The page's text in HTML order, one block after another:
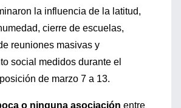
la influencia de la latitud,
cierre de escuelas,
reuniones masivas y
social medidos durante el
de marzo 7 a 13.
o ninguna asociación entre